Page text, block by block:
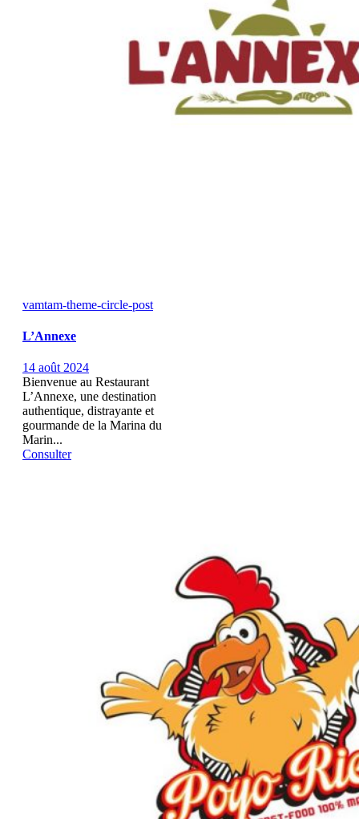
vamtam-theme-circle-post
L’Annexe
14 août 2024
Bienvenue au Restaurant
L’Annexe, une destination
authentique, distrayante et
gourmande de la Marina du
Marin...
Consulter